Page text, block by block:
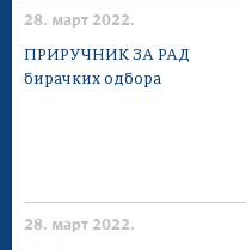
28. март 2022.
ПРИРУЧНИК ЗА РАД
бирачких одбора
28. март 2022.